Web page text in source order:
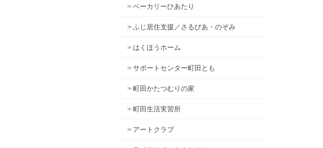
ベーカリーひあたり
ふじ居住支援／さるびあ・のぞみ
はくほうホーム
サポートセンター町田とも
町田かたつむりの家
町田生活実習所
アートクラブ